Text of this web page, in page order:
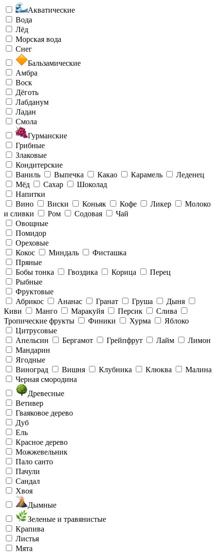
Акватические
Вода
Лёд
Морская вода
Снег
Бальзамические
Амбра
Воск
Дёготь
Лабданум
Ладан
Смола
Гурманские
Грибные
Злаковые
Кондитерские
Ваниль
Выпечка Какао Карамель
Леденец
Мёд
Сахар
Шоколад
Напитки
Вино
Виски Коньяк Кофе Ликер
Молоко
и сливки
Ром Содовая
Чай
Овощные
Помидор
Ореховые
Кокос
Миндаль
Фисташка
Пряные
Бобы тонка
Гвоздика Корица
Перец
Рыбные
Фруктовые
Абрикос
Ананас Гранат Груша
Дыня
Киви
Манго Маракуйя Персик
Слива
Тропические фрукты
Финики Хурма
Яблоко
Цитрусовые
Апельсин
Бергамот Грейпфрут Лайм
Лимон
Мандарин
Ягодные
Виноград
Вишня Клубника Клюква
Малина
Черная смородина
Древесные
Ветивер
Гваяковое дерево
Дуб
Ель
Красное дерево
Можжевельник
Пало санто
Пачули
Сандал
Хвоя
Дымные
Зеленые и травянистые
Крапива
Листья
Мята